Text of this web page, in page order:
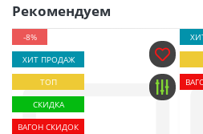
Рекомендуем
-8%
ХИТ ПРОДАЖ
ТОП
СКИДКА
ВАГОН СКИДОК